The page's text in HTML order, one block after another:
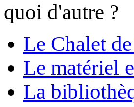
quoi d'autre ?
Le Chalet
Le matériel
La